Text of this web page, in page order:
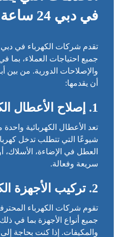
في دبي 24 ساعة
تقدم شركات الكهرباء في
جميع احتياجات العملاء،
والإصلاحات الدورية. من بين
أن يقدمها:
1. إصلاح الأعطال
تعد الأعطال الكهربائية
شيوعًا التي تتطلب تدخل
العطل في الإضاءة، الأسلاك،
سريعة وفعالة.
2. تركيب الأجهزة
تقوم شركات الكهرباء
جميع أنواع الأجهزة بما في ذلك
والمكيفات. إذا كنت بحاجة